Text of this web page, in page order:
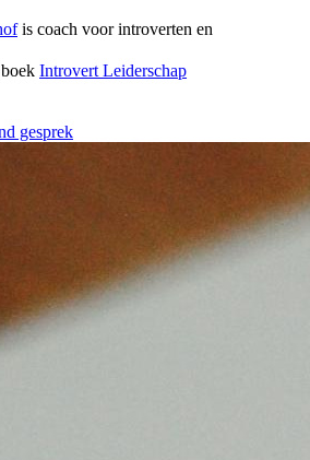
is coach voor introverten en
Introvert Leiderschap
gesprek